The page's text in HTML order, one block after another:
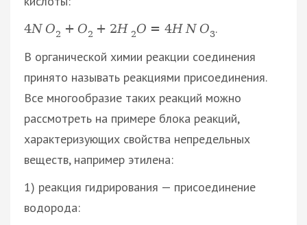
4N O2 + O2 + 2H 2O = 4HN O3.
В органической химии реакции соединения
принято называть реакциями присоединения.
Все многообразие таких реакций можно
рассмотреть на примере блока реакций,
характеризующих свойства непредельных
веществ, например этилена:
1) реакция гидрирования — присоединение
водорода: